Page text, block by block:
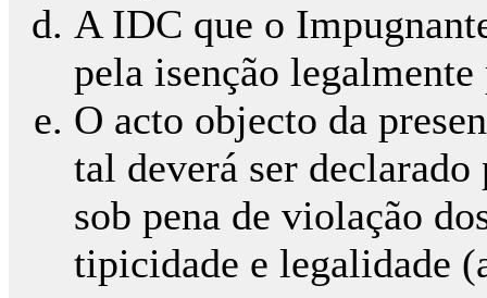
A IDC que o
pela isenção
O acto objecto da
tal deverá ser
sob pena de violação
tipicidade e legalidade